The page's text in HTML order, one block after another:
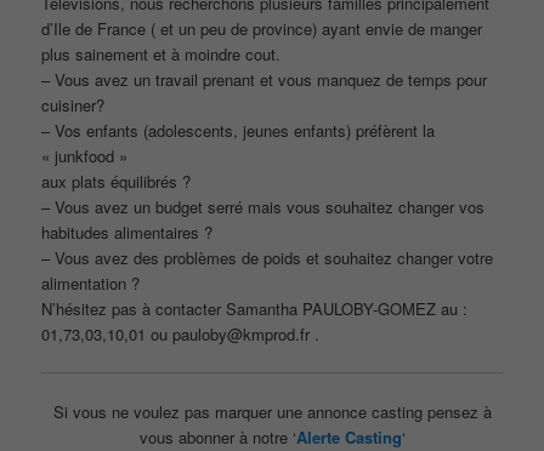
d’Ile de France ( et un peu de province) ayant envie de manger
plus sainement et à moindre cout.
– Vous avez un travail prenant et vous manquez de temps pour
cuisiner?
– Vos enfants (adolescents, jeunes enfants) préfèrent la
« junkfood »
aux plats équilibrés ?
– Vous avez un budget serré mais vous souhaitez changer vos
habitudes alimentaires ?
– Vous avez des problèmes de poids et souhaitez changer votre
alimentation ?
N’hésitez pas à contacter Samantha PAULOBY-GOMEZ au :
01,73,03,10,01 ou pauloby@kmprod.fr .
Si vous ne voulez pas marquer une annonce casting pensez à
vous abonner à notre ‘Alerte Casting‘